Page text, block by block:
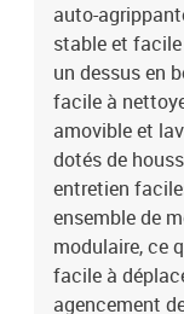
auto-
stable et
un dessus en
facile à
amovible et
dotés de
entretien
ensemble de
modulaire, ce
facile à
agencement